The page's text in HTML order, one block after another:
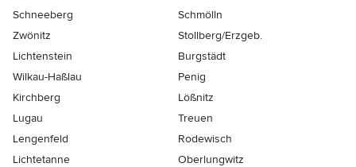
Schneeberg
Schmölln
Zwönitz
Stollberg/Erzgeb.
Lichtenstein
Burgstädt
Wilkau-Haßlau
Penig
Kirchberg
Lößnitz
Lugau
Treuen
Lengenfeld
Rodewisch
Lichtetanne
Oberlungwitz